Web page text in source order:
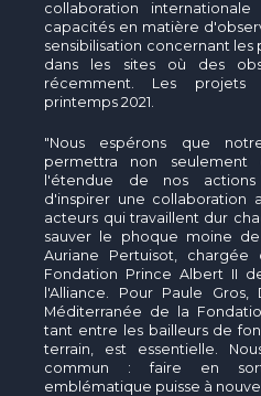
collaboration
capacités en matière
sensibilisation concernant
dans les sites où des
récemment. Les projets
printemps 2021.
"Nous espérons que
permettra non
l'étendue de nos actions
d'inspirer une collaboration
acteurs qui travaillent dur
sauver le phoque moine
Auriane Pertuisot,
Fondation Prince Albert II
l'Alliance. Pour Paule
Méditerranée de la
tant entre les bailleurs de
terrain, est essentielle.
commun : faire en
emblématique puisse à